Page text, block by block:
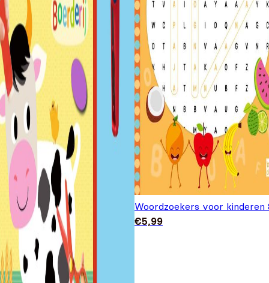
Woordzoekers voor kinderen
€5,99